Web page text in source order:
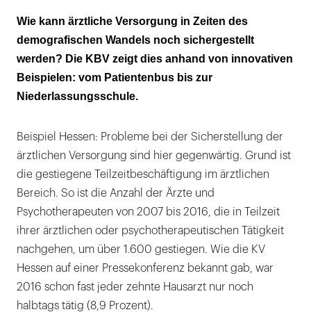
Mehr Köpfe, aber weniger Stunden
Wie kann ärztliche Versorgung in Zeiten des
demografischen Wandels noch sichergestellt
werden? Die KBV zeigt dies anhand von innovativen
Beispielen: vom Patientenbus bis zur
Niederlassungsschule.
Beispiel Hessen: Probleme bei der Sicherstellung der
ärztlichen Versorgung sind hier gegenwärtig. Grund ist
die gestiegene Teilzeitbeschäftigung im ärztlichen
Bereich. So ist die Anzahl der Ärzte und
Psychotherapeuten von 2007 bis 2016, die in Teilzeit
ihrer ärztlichen oder psychotherapeutischen Tätigkeit
nachgehen, um über 1.600 gestiegen. Wie die KV
Hessen auf einer Pressekonferenz bekannt gab, war
2016 schon fast jeder zehnte Hausarzt nur noch
halbtags tätig (8,9 Prozent).